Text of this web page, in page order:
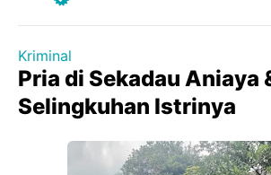
Kriminal
Pria di Sekadau Aniaya
Selingkuhan Istrinya